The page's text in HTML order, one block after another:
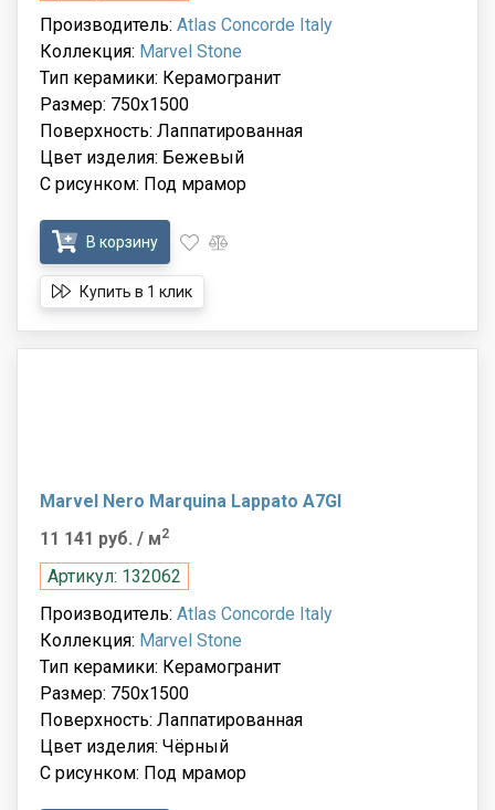
Производитель: Atlas Concorde Italy
Коллекция: Marvel Stone
Тип керамики: Керамогранит
Размер: 750x1500
Поверхность: Лаппатированная
Цвет изделия: Бежевый
С рисунком: Под мрамор
В корзину
Купить в 1 клик
Marvel Nero Marquina Lappato A7GI
11 141 руб. / м2
Артикул: 132062
Производитель: Atlas Concorde Italy
Коллекция: Marvel Stone
Тип керамики: Керамогранит
Размер: 750x1500
Поверхность: Лаппатированная
Цвет изделия: Чёрный
С рисунком: Под мрамор